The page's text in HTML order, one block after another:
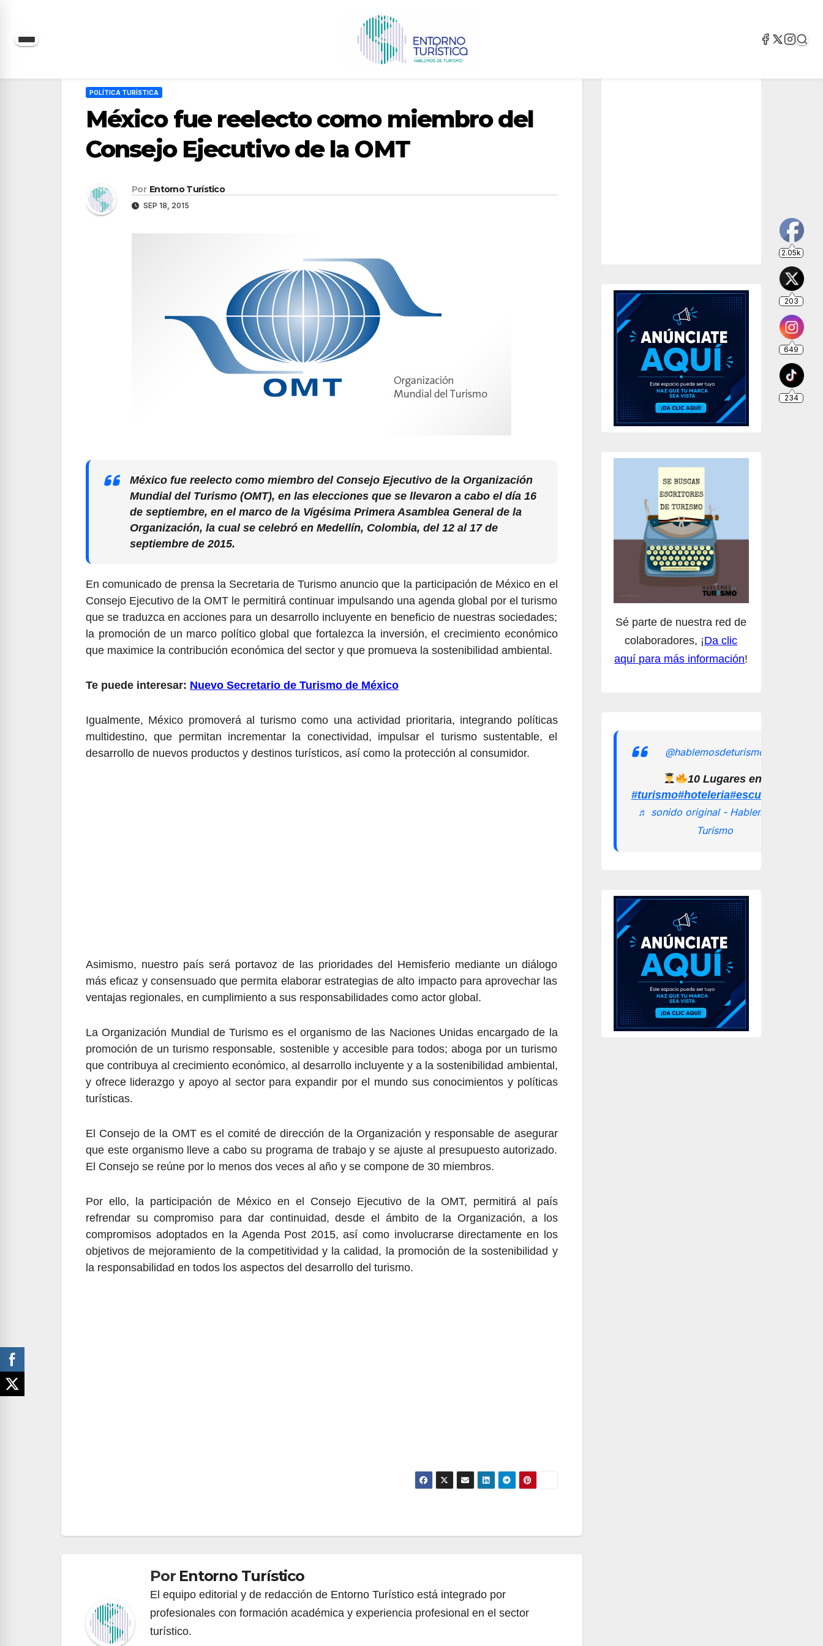
Saltar
POLÍTICA TURÍSTICA
México fue reelecto como miembro del
Consejo Ejecutivo de la OMT
Por Entorno Turístico
SEP 18, 2015
México fue reelecto como miembro del Consejo Ejecutivo de la Organización
Mundial del Turismo (OMT), en las elecciones que se llevaron a cabo el día 16
de septiembre, en el marco de la Vigésima Primera Asamblea General de la
Organización, la cual se celebró en Medellín, Colombia, del 12 al 17 de
septiembre de 2015.
En comunicado de prensa la Secretaria de Turismo anuncio que la participación de México en el
Consejo Ejecutivo de la OMT le permitirá continuar impulsando una agenda global por el turismo
que se traduzca en acciones para un desarrollo incluyente en beneficio de nuestras sociedades;
la promoción de un marco político global que fortalezca la inversión, el crecimiento económico
que maximice la contribución económica del sector y que promueva la sostenibilidad ambiental.
Te puede interesar: Nuevo Secretario de Turismo de México
Igualmente, México promoverá al turismo como una actividad prioritaria, integrando políticas
multidestino, que permitan incrementar la conectividad, impulsar el turismo sustentable, el
desarrollo de nuevos productos y destinos turísticos, así como la protección al consumidor.
Asimismo, nuestro país será portavoz de las prioridades del Hemisferio mediante un diálogo
más eficaz y consensuado que permita elaborar estrategias de alto impacto para aprovechar las
ventajas regionales, en cumplimiento a sus responsabilidades como actor global.
La Organización Mundial de Turismo es el organismo de las Naciones Unidas encargado de la
promoción de un turismo responsable, sostenible y accesible para todos; aboga por un turismo
que contribuya al crecimiento económico, al desarrollo incluyente y a la sostenibilidad ambiental,
y ofrece liderazgo y apoyo al sector para expandir por el mundo sus conocimientos y políticas
turísticas.
El Consejo de la OMT es el comité de dirección de la Organización y responsable de asegurar
que este organismo lleve a cabo su programa de trabajo y se ajuste al presupuesto autorizado.
El Consejo se reúne por lo menos dos veces al año y se compone de 30 miembros.
Por ello, la participación de México en el Consejo Ejecutivo de la OMT, permitirá al país
refrendar su compromiso para dar continuidad, desde el ámbito de la Organización, a los
compromisos adoptados en la Agenda Post 2015, así como involucrarse directamente en los
objetivos de mejoramiento de la competitividad y la calidad, la promoción de la sostenibilidad y
la responsabilidad en todos los aspectos del desarrollo del turismo.
de
entradas
Por Entorno Turístico
El equipo editorial y de redacción de Entorno Turístico está integrado por
profesionales con formación académica y experiencia profesional en el sector
turístico.
Sé parte de nuestra red de
colaboradores, ¡Da clic
aquí para más información!
@hablemosdeturismomx
10 Lugares en los que
#turismo#hoteleria
♬ sonido original - Hablemos de
Turismo
2.05k
203
649
234